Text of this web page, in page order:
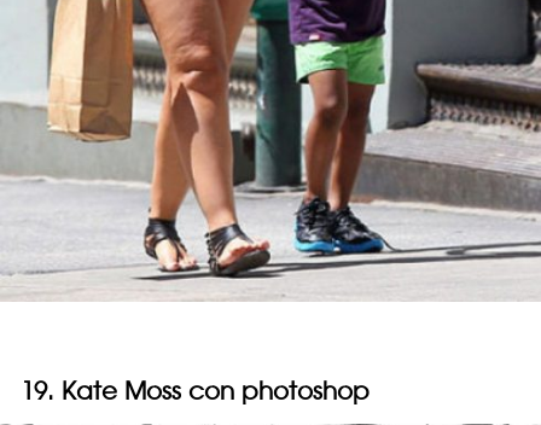
19. Kate Moss con photoshop